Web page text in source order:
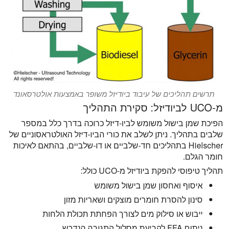
תרשים תהליכים של עיבוד ביודיזל משופר באמצעות אולטרסאונד
מ-UCO לביודיזל: סקירת התהליך
הפיכת שמן בישול משומש לביו-דיזל כרוכה בדרך כלל במספר
שלבים בתהליך. ניתן לשלב את כורי הביו-דיזל האולטראסוניים של
Hielscher בתהליכים חד-שלביים או דו-שלביים, בהתאם לאיכות
חומר הגלם.
תהליך טיפוסי להפקת ביודיזל מ-UCO כולל:
איסוף ואחסון שמן בישול משומש
סינון להסרת חומרים מוצקים ושאריות מזון
ייבוש או סילוק מים לצורך הפחתת תכולת הלחות